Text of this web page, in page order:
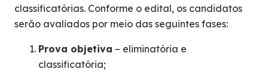
classificatórias. Conforme o edital, os candidatos
serão avaliados por meio das seguintes fases:
Prova objetiva – eliminatória e
classificatória;